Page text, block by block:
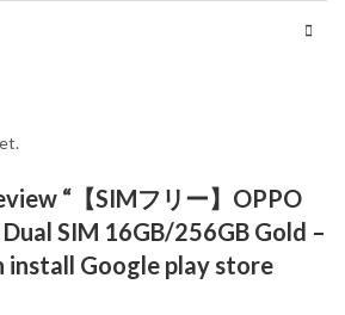
“【SIMフリー】OPPO
SIM 16GB/256GB Gold –
install Google play store